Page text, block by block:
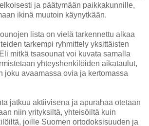
ja päätymään paikkakunnille,
ikinä muutoin käynytkään.
lista on vielä tarkennettu alkaa
tarkempi ryhmittely yksittäisten
mitkä tsasounat voi kuvata samalla
yhteyshenkilöiden aikataulut,
joku avaamassa ovia ja kertomassa
jatkuu aktiivisena ja apurahaa otetaan
niin yrityksiltä, yhteisöiltä kuin
joille Suomen ortodoksisuuden ja